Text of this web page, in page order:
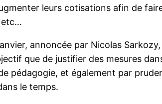
leurs cotisations afin de
etc…
annoncée par Nicolas
que de justifier des mesures
pédagogie, et également par
le temps.